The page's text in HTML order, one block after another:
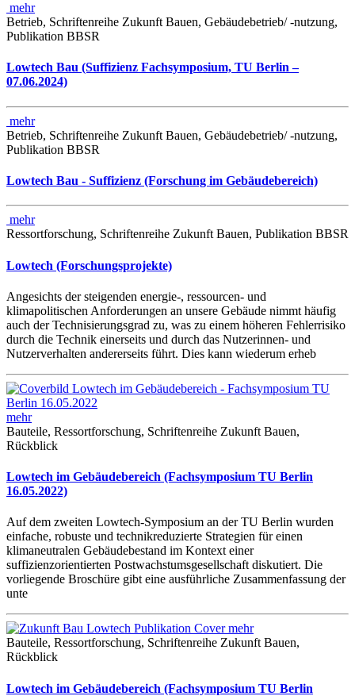
mehr
Betrieb, Schriftenreihe Zukunft Bauen, Gebäudebetrieb/ -nutzung,
Publikation BBSR
Lowtech Bau (Suffizienz Fachsymposium, TU Berlin –
07.06.2024)
mehr
Betrieb, Schriftenreihe Zukunft Bauen, Gebäudebetrieb/ -nutzung,
Publikation BBSR
Lowtech Bau - Suffizienz (Forschung im Gebäudebereich)
mehr
Ressortforschung, Schriftenreihe Zukunft Bauen, Publikation BBSR
Lowtech (Forschungsprojekte)
Angesichts der steigenden energie-, ressourcen- und
klimapolitischen Anforderungen an unsere Gebäude nimmt häufig
auch der Technisierungsgrad zu, was zu einem höheren Fehlerrisiko
durch die Technik einerseits und durch das Nutzerinnen- und
Nutzerverhalten andererseits führt. Dies kann wiederum erheb
mehr
Bauteile, Ressortforschung, Schriftenreihe Zukunft Bauen,
Rückblick
Lowtech im Gebäudebereich (Fachsymposium TU Berlin
16.05.2022)
Auf dem zweiten Lowtech-Symposium an der TU Berlin wurden
einfache, robuste und technikreduzierte Strategien für einen
klimaneutralen Gebäudebestand im Kontext einer
suffizienzorientierten Postwachstumsgesellschaft diskutiert. Die
vorliegende Broschüre gibt eine ausführliche Zusammenfassung der
unte
mehr
Bauteile, Ressortforschung, Schriftenreihe Zukunft Bauen,
Rückblick
Lowtech im Gebäudebereich (Fachsymposium TU Berlin